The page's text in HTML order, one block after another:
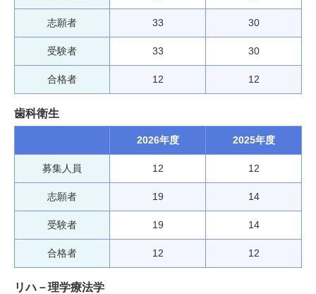
志願者 33 30
受験者 33 30
合格者 12 12
歯科衛生
2026年度 2025年度
募集人員 12 12
志願者 19 14
受験者 19 14
合格者 12 12
リハ－理学療法学